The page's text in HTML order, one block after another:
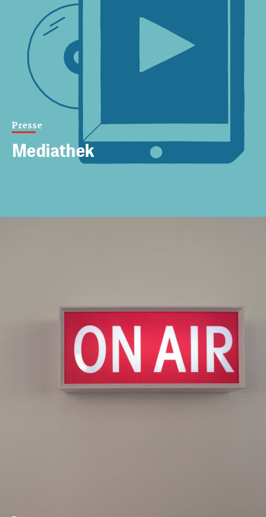
Presse
Mediathek